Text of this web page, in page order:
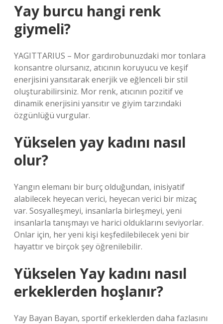
Yay burcu hangi renk
giymeli?
YAGITTARIUS – Mor gardırobunuzdaki mor tonlara
konsantre olursanız, atıcının koruyucu ve keşif
enerjisini yansıtarak enerjik ve eğlenceli bir stil
oluşturabilirsiniz. Mor renk, atıcının pozitif ve
dinamik enerjisini yansıtır ve giyim tarzındaki
özgünlüğü vurgular.
Yükselen yay kadını nasıl
olur?
Yangın elemanı bir burç olduğundan, inisiyatif
alabilecek heyecan verici, heyecan verici bir mizaç
var. Sosyalleşmeyi, insanlarla birleşmeyi, yeni
insanlarla tanışmayı ve harici olduklarını seviyorlar.
Onlar için, her yeni kişi keşfedilebilecek yeni bir
hayattır ve birçok şey öğrenilebilir.
Yükselen Yay kadını nasıl
erkeklerden hoşlanır?
Yay Bayan Bayan, sportif erkeklerden daha fazlasını